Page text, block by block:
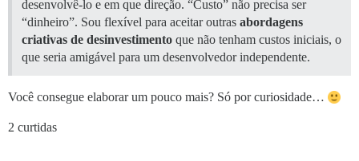
desenvolvê-lo e em que direção. “Custo” não precisa ser
“dinheiro”. Sou flexível para aceitar outras abordagens
criativas de desinvestimento que não tenham custos iniciais, o
que seria amigável para um desenvolvedor independente.
Você consegue elaborar um pouco mais? Só por curiosidade…
2 curtidas